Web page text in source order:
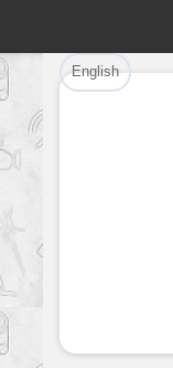
English